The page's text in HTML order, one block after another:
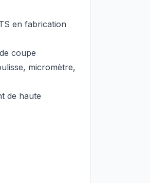
en fabrication
coupe
micromètre,
de haute